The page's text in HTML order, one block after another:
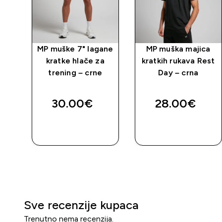
MP muške 7" lagane
kratke hlače za
trening – crne
30.00€‎
MP muška majica
kratkih rukava Rest
Day – crna
28.00€‎
Sve recenzije kupaca
Trenutno nema recenzija.